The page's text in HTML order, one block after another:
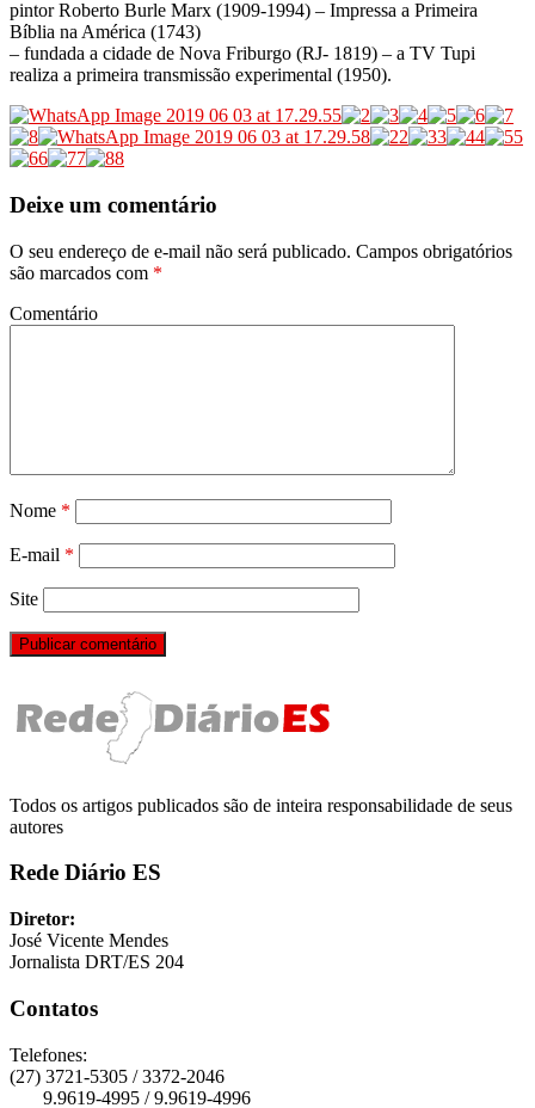
pintor Roberto Burle Marx (1909-1994) – Impressa a Primeira
Bíblia na América (1743)
– fundada a cidade de Nova Friburgo (RJ- 1819) – a TV Tupi
realiza a primeira transmissão experimental (1950).
Deixe um comentário
O seu endereço de e-mail não será publicado. Campos obrigatórios
são marcados com *
Comentário
Nome *
E-mail *
Site
Todos os artigos publicados são de inteira responsabilidade de seus
autores
Rede Diário ES
Diretor:
José Vicente Mendes
Jornalista DRT/ES 204
Contatos
Telefones:
(27) 3721-5305 / 3372-2046
9.9619-4995 / 9.9619-4996